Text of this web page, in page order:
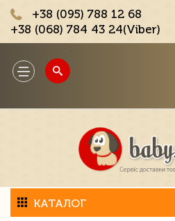
+38 (095) 788 12 68
+38 (068) 784 43 24(Viber)
Toggle
navigation
КАТАЛОГ